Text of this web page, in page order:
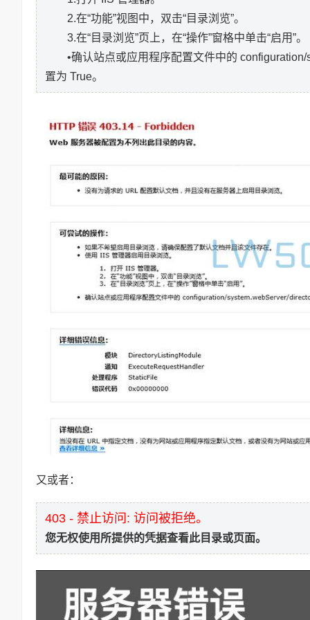
2.在“功能”视图中，双击“目录浏览”。
3.在“目录浏览”页上，在“操作”窗格中单击“启用”。
•确认站点或应用程序配置文件中的
置为 True。
又或者：
403 - 禁止访问: 访问被拒绝。
您无权使用所提供的凭据查看此目录或页面。